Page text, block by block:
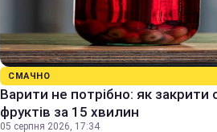
СМАЧНО
Варити не потрібно: як
фруктів за 15 хвилин
05 серпня 2026, 17:34